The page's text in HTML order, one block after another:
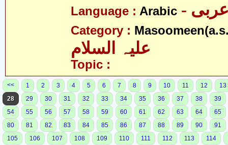
Language : Arabic عربی
Category :
Topic :
<< 1 2 3 4 5 6 7 8 9 10 11 12
13
28
29 30 31 32 33 34 35 36 37 38
39
54
55 56 57 58 59 60 61 62 63 64
65
80
81 82 83 84 85 86 87 88 89 90
91
105
106 107 108 109 110 111 112 113 114